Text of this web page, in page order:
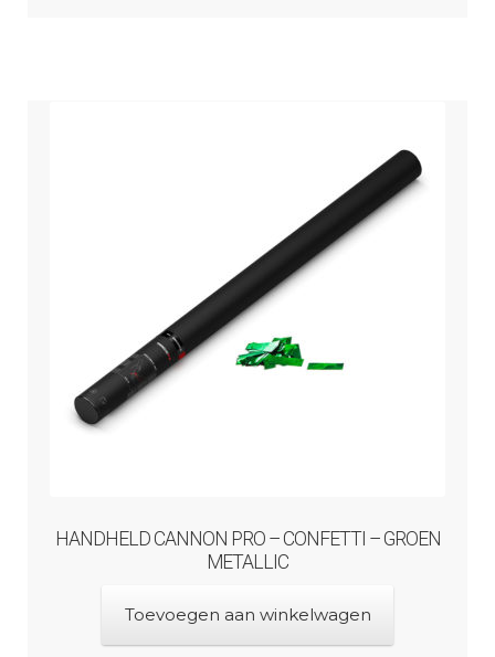
HANDHELD CANNON PRO – CONFETTI – GROEN
METALLIC
Toevoegen aan winkelwagen